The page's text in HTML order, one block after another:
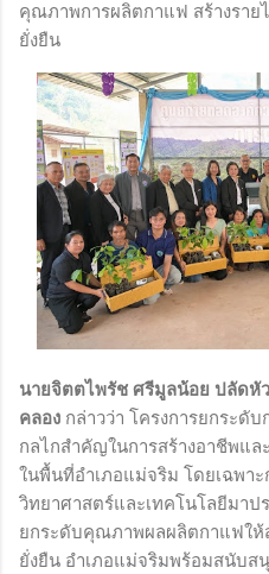
คุณภาพการผลิตกาแฟ สร้างราย
ยั่งยืน
นายจิตตไพรัช ศรีมูลน้อย ปลัดหั
คลอง กล่าวว่า โครงการยกระดั
กลไกสำคัญในการสร้างอาชีพแล
ในพื้นที่อำเภอแม่จริม โดยเฉพา
วิทยาศาสตร์และเทคโนโลยีมาป
ยกระดับคุณภาพผลผลิตกาแฟให้
ยั่งยืน อำเภอแม่จริมพร้อมสนับส